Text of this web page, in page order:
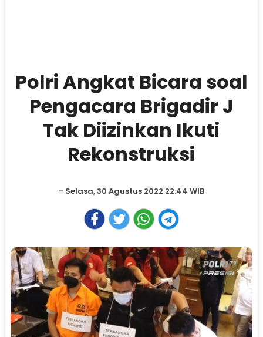
Polri Angkat Bicara soal
Pengacara Brigadir J
Tak Diizinkan Ikuti
Rekonstruksi
- Selasa, 30 Agustus 2022 22:44 WIB